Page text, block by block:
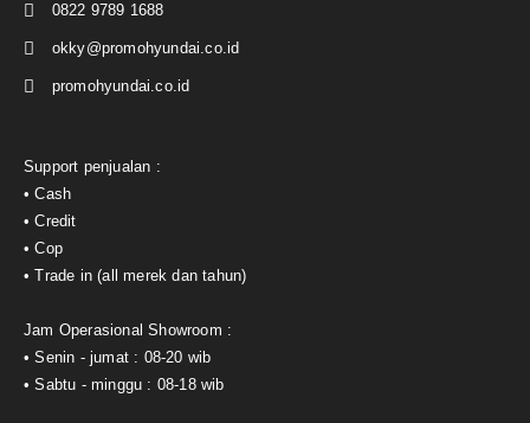
0822 9789 1688
okky@promohyundai.co.id
promohyundai.co.id
Support penjualan :
• Cash
• Credit
• Cop
• Trade in (all merek dan tahun)
Jam Operasional Showroom :
• Senin - jumat : 08-20 wib
• Sabtu - minggu : 08-18 wib